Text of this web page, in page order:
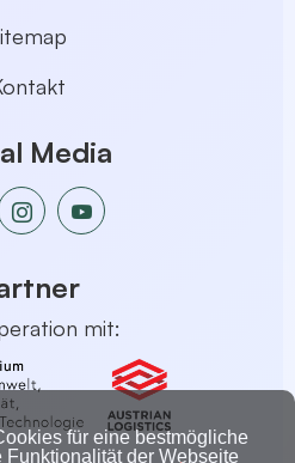
für eine bestmögliche
Funktionalität der Webseite
Media
mit: